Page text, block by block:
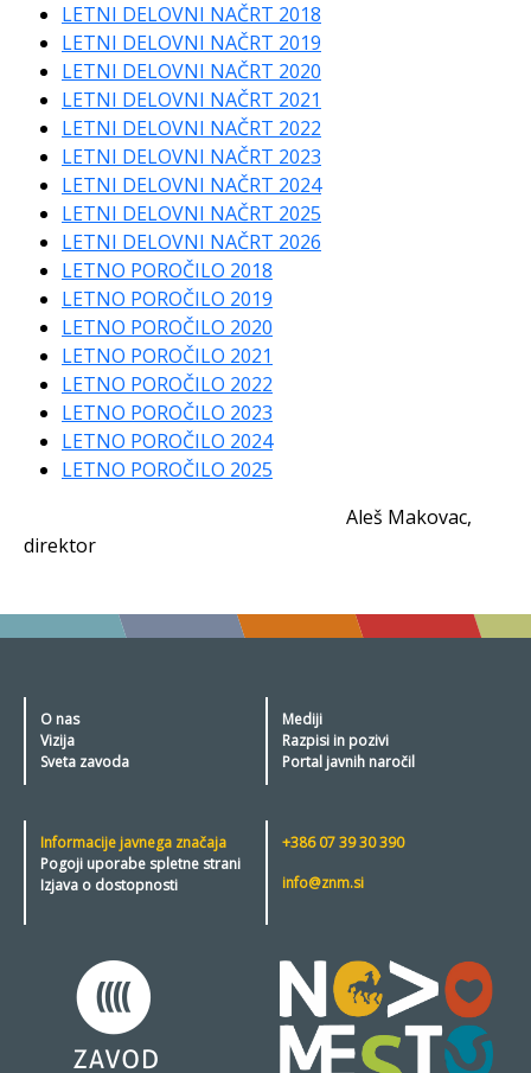
LETNI DELOVNI NAČRT 2018
LETNI DELOVNI NAČRT 2019
LETNI DELOVNI NAČRT 2020
LETNI DELOVNI NAČRT 2021
LETNI DELOVNI NAČRT 2022
LETNI DELOVNI NAČRT 2023
LETNI DELOVNI NAČRT 2024
LETNI DELOVNI NAČRT 2025
LETNI DELOVNI NAČRT 2026
LETNO POROČILO 2018
LETNO POROČILO 2019
LETNO POROČILO 2020
LETNO POROČILO 2021
LETNO POROČILO 2022
LETNO POROČILO 2023
LETNO POROČILO 2024
LETNO POROČILO 2025
Aleš Makovac,
direktor
O nas
Vizija
Sveta zavoda
Mediji
Razpisi in pozivi
Portal javnih naročil
Informacije javnega značaja
Pogoji uporabe spletne strani
Izjava o dostopnosti
+386 07 39 30 390
info@znm.si